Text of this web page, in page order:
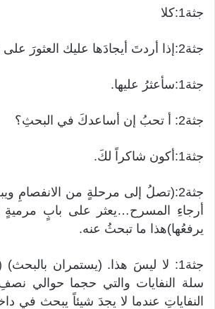
جثة1:كلا
جثة2:إذا أردتَ أيجادَها عليك العثورَ على تاريخٍ ممزق.
جثة1:سأعثرُ عليها.
جثة2: أ تحبُ إن أساعدكَ في البحثِ؟
جثة1:أكون شاكراً لكَ.
أرجاءِ المسرح…يعثر على بابٍ
يرفعُها)هذا ما تبحثُ عنه.
سلة النفايات والتي حجما حوالي
النفاياتِ عندما لا يجدَ شيئاً يبحث في